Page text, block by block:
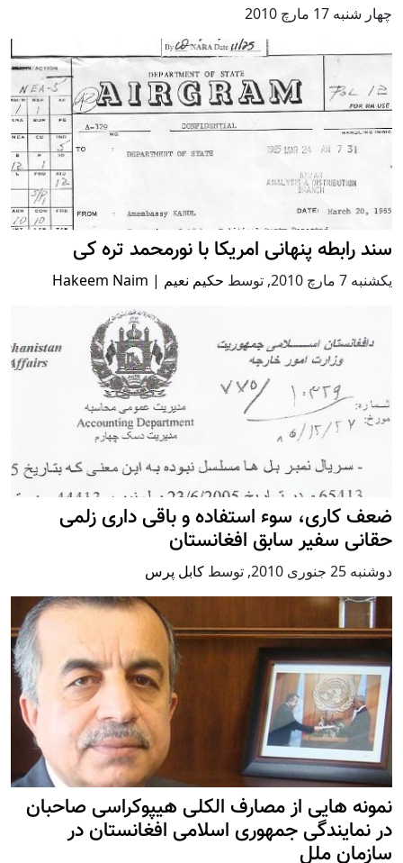
چهار شنبه 17 مارچ 2010
سند رابطه پنهانی امریکا با نورمحمد تره کی
يكشنبه 7 مارچ 2010 , توسط حکيم نعيم | Hakeem Naim
ضعف کاری، سوء استفاده و باقی داری زلمی
حقانی سفیر سابق افغانستان
دوشنبه 25 جنوری 2010 , توسط کابل پرس
نمونه هایی از مصارف الکلی هیپوکراسی صاحبان
در نمایندگی جمهوری اسلامی افغانستان در
سازمان ملل